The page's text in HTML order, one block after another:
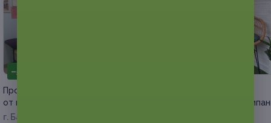
–50%
Процедуры по коррекции фигуры
от мастера Виктории Колядиной
г. Барнаул
и видеосъемка от